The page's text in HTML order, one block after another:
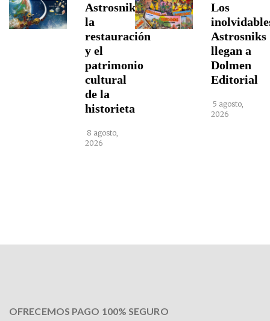
Astrosniks,
la
restauración
y el
patrimonio
cultural
de la
historieta
8 agosto,
2026
Los
Astrosniks
llegan a
Dolmen
Editorial
5 agosto,
2026
OFRECEMOS PAGO 100% SEGURO